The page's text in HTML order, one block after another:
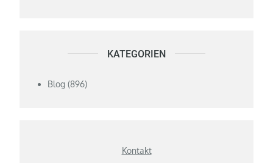
KATEGORIEN
Blog (896)
Kontakt